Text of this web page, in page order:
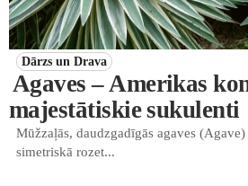
Dārzs un Drava
Agaves – Amerikas
majestātiskie sukulenti
Mūžzaļās, daudzgadīgās agaves
simetriskā rozet...